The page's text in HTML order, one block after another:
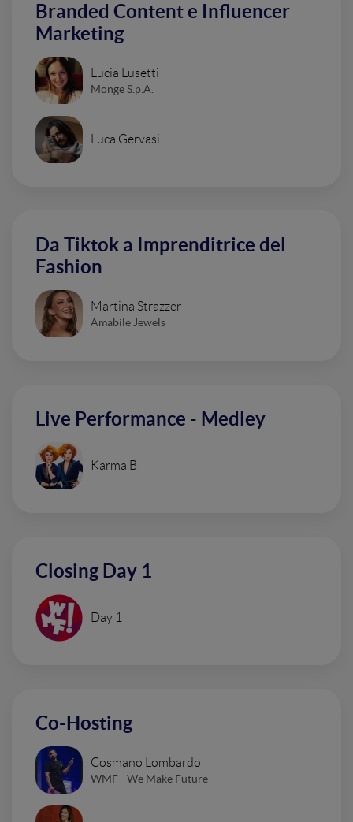
Branded Content e Influencer
Marketing
Lucia Lusetti
Monge S.p.A.
Luca Gervasi
Da Tiktok a Imprenditrice del
Fashion
Martina Strazzer
Amabile Jewels
Live Performance - Medley
Karma B
Closing Day 1
Day 1
Co-Hosting
Cosmano Lombardo
WMF - We Make Future